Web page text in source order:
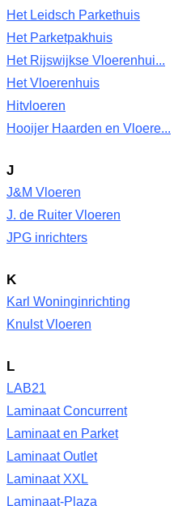
Het Leidsch Parkethuis
Het Parketpakhuis
Het Rijswijkse Vloerenhui...
Het Vloerenhuis
Hitvloeren
Hooijer Haarden en Vloere...
J
J&M Vloeren
J. de Ruiter Vloeren
JPG inrichters
K
Karl Woninginrichting
Knulst Vloeren
L
LAB21
Laminaat Concurrent
Laminaat en Parket
Laminaat Outlet
Laminaat XXL
Laminaat-Plaza